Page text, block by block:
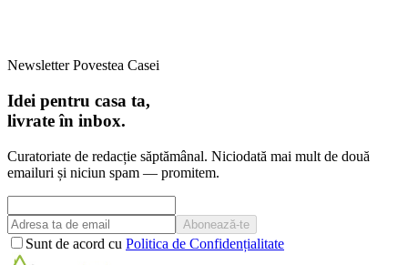
Newsletter Povestea Casei
Idei pentru casa ta,
livrate în inbox.
Curatoriate de redacție săptămânal. Niciodată mai mult de două
emailuri și niciun spam — promitem.
Abonează-te
Sunt de acord cu Politica de Confidențialitate